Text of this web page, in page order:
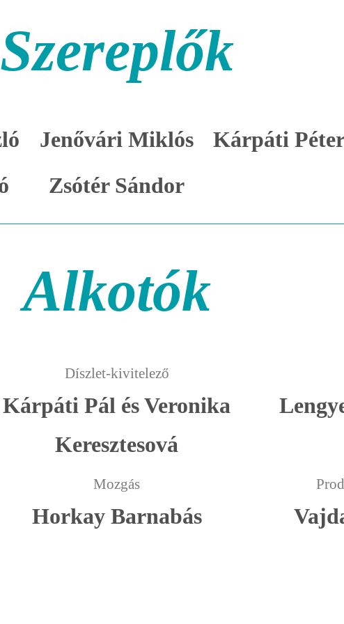
Szereplők
Jenővári Miklós
Kárpáti
Zsótér Sándor
Alkotók
Díszlet-kivitelező
Kárpáti Pál és Veronika
Keresztesová
Mozgás
Horkay Barnabás